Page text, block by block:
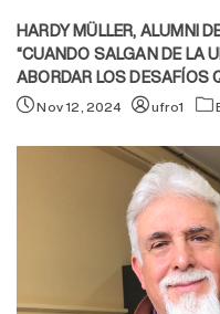
HARDY MÜLLER, ALUMNI
“CUANDO SALGAN DE LA
ABORDAR LOS DESAFÍOS
Nov 12, 2024 ufro1